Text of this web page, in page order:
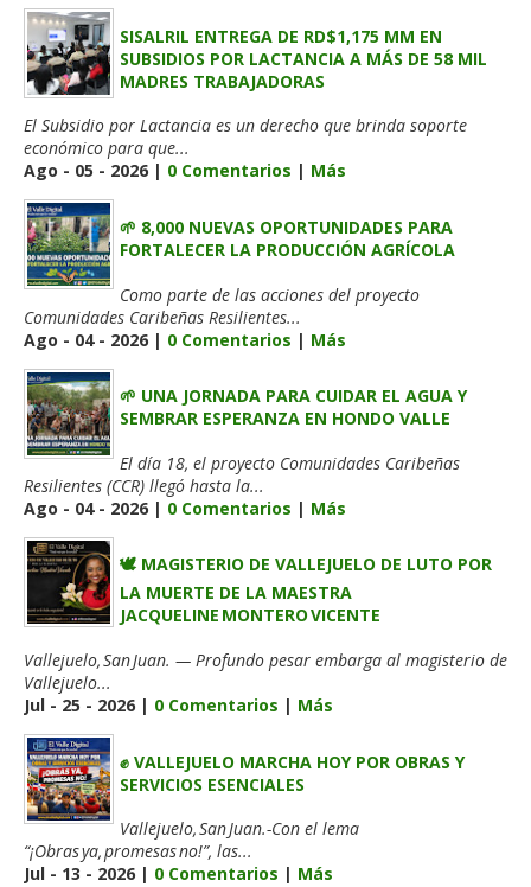
SISALRIL ENTREGA DE RD$1,175 MM EN
SUBSIDIOS POR LACTANCIA A MÁS DE 58 MIL
MADRES TRABAJADORAS
El Subsidio por Lactancia es un derecho que brinda soporte
económico para que...
Ago - 05 - 2026 | 0 Comentarios | Más
🌱 8,000 NUEVAS OPORTUNIDADES PARA
FORTALECER LA PRODUCCIÓN AGRÍCOLA
Como parte de las acciones del proyecto
Comunidades Caribeñas Resilientes...
Ago - 04 - 2026 | 0 Comentarios | Más
🌱 UNA JORNADA PARA CUIDAR EL AGUA Y
SEMBRAR ESPERANZA EN HONDO VALLE
El día 18, el proyecto Comunidades Caribeñas
Resilientes (CCR) llegó hasta la...
Ago - 04 - 2026 | 0 Comentarios | Más
🕊️ MAGISTERIO DE VALLEJUELO DE LUTO POR
LA MUERTE DE LA MAESTRA
JACQUELINE MONTERO VICENTE
Vallejuelo, San Juan. — Profundo pesar embarga al magisterio de
Vallejuelo...
Jul - 25 - 2026 | 0 Comentarios | Más
✊ VALLEJUELO MARCHA HOY POR OBRAS Y
SERVICIOS ESENCIALES
Vallejuelo, San Juan.-Con el lema
“¡Obras ya, promesas no!”, las...
Jul - 13 - 2026 | 0 Comentarios | Más